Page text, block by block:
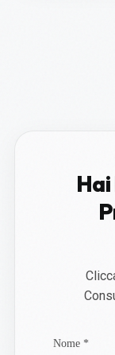
Nome *